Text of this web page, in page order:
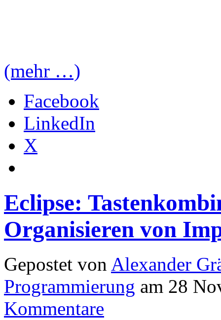
(mehr …)
Facebook
LinkedIn
X
Eclipse:
Organisieren von
Gepostet von Alexander
Programmierung am 28
Kommentare